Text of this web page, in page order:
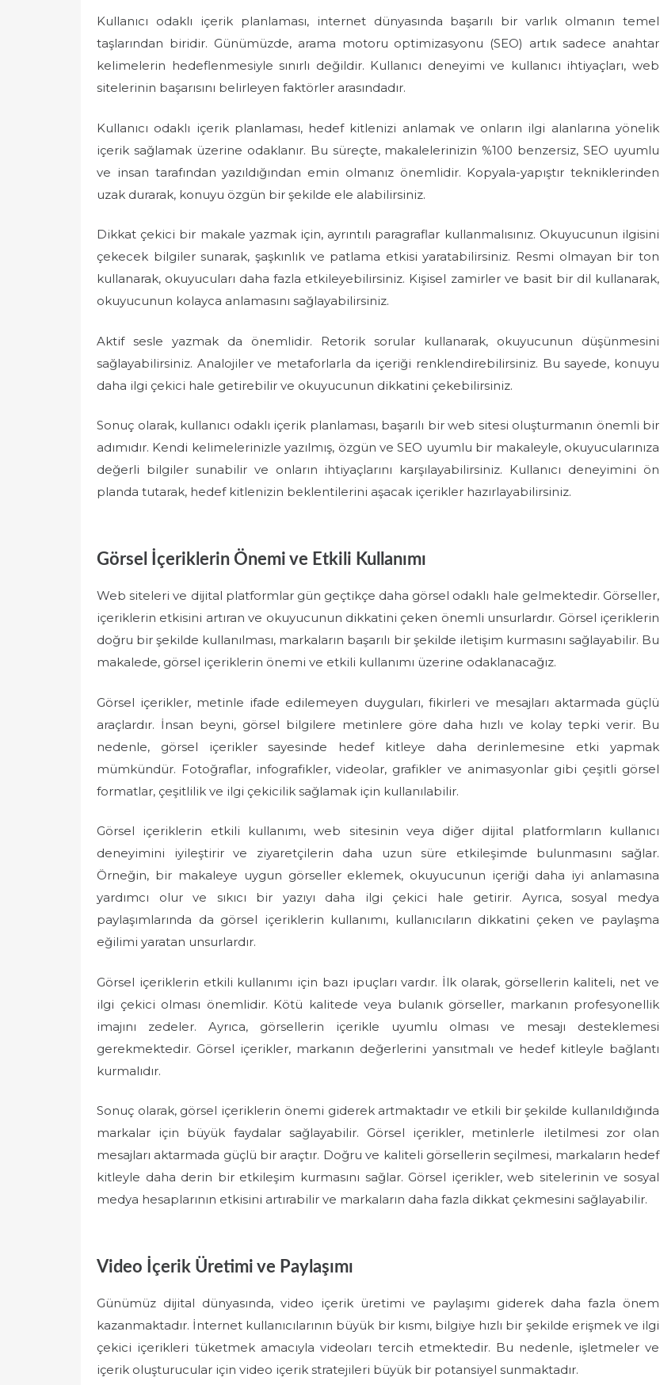
Kullanıcı odaklı içerik planlaması, internet dünyasında başarılı bir varlık olmanın temel
taşlarından biridir. Günümüzde, arama motoru optimizasyonu (SEO) artık sadece anahtar
kelimelerin hedeflenmesiyle sınırlı değildir. Kullanıcı deneyimi ve kullanıcı ihtiyaçları, web
sitelerinin başarısını belirleyen faktörler arasındadır.
Kullanıcı odaklı içerik planlaması, hedef kitlenizi anlamak ve onların ilgi alanlarına yönelik
içerik sağlamak üzerine odaklanır. Bu süreçte, makalelerinizin %100 benzersiz, SEO uyumlu
ve insan tarafından yazıldığından emin olmanız önemlidir. Kopyala-yapıştır tekniklerinden
uzak durarak, konuyu özgün bir şekilde ele alabilirsiniz.
Dikkat çekici bir makale yazmak için, ayrıntılı paragraflar kullanmalısınız. Okuyucunun ilgisini
çekecek bilgiler sunarak, şaşkınlık ve patlama etkisi yaratabilirsiniz. Resmi olmayan bir ton
kullanarak, okuyucuları daha fazla etkileyebilirsiniz. Kişisel zamirler ve basit bir dil kullanarak,
okuyucunun kolayca anlamasını sağlayabilirsiniz.
Aktif sesle yazmak da önemlidir. Retorik sorular kullanarak, okuyucunun düşünmesini
sağlayabilirsiniz. Analojiler ve metaforlarla da içeriği renklendirebilirsiniz. Bu sayede, konuyu
daha ilgi çekici hale getirebilir ve okuyucunun dikkatini çekebilirsiniz.
Sonuç olarak, kullanıcı odaklı içerik planlaması, başarılı bir web sitesi oluşturmanın önemli bir
adımıdır. Kendi kelimelerinizle yazılmış, özgün ve SEO uyumlu bir makaleyle, okuyucularınıza
değerli bilgiler sunabilir ve onların ihtiyaçlarını karşılayabilirsiniz. Kullanıcı deneyimini ön
planda tutarak, hedef kitlenizin beklentilerini aşacak içerikler hazırlayabilirsiniz.
Görsel İçeriklerin Önemi ve Etkili Kullanımı
Web siteleri ve dijital platformlar gün geçtikçe daha görsel odaklı hale gelmektedir. Görseller,
içeriklerin etkisini artıran ve okuyucunun dikkatini çeken önemli unsurlardır. Görsel içeriklerin
doğru bir şekilde kullanılması, markaların başarılı bir şekilde iletişim kurmasını sağlayabilir. Bu
makalede, görsel içeriklerin önemi ve etkili kullanımı üzerine odaklanacağız.
Görsel içerikler, metinle ifade edilemeyen duyguları, fikirleri ve mesajları aktarmada güçlü
araçlardır. İnsan beyni, görsel bilgilere metinlere göre daha hızlı ve kolay tepki verir. Bu
nedenle, görsel içerikler sayesinde hedef kitleye daha derinlemesine etki yapmak
mümkündür. Fotoğraflar, infografikler, videolar, grafikler ve animasyonlar gibi çeşitli görsel
formatlar, çeşitlilik ve ilgi çekicilik sağlamak için kullanılabilir.
Görsel içeriklerin etkili kullanımı, web sitesinin veya diğer dijital platformların kullanıcı
deneyimini iyileştirir ve ziyaretçilerin daha uzun süre etkileşimde bulunmasını sağlar.
Örneğin, bir makaleye uygun görseller eklemek, okuyucunun içeriği daha iyi anlamasına
yardımcı olur ve sıkıcı bir yazıyı daha ilgi çekici hale getirir. Ayrıca, sosyal medya
paylaşımlarında da görsel içeriklerin kullanımı, kullanıcıların dikkatini çeken ve paylaşma
eğilimi yaratan unsurlardır.
Görsel içeriklerin etkili kullanımı için bazı ipuçları vardır. İlk olarak, görsellerin kaliteli, net ve
ilgi çekici olması önemlidir. Kötü kalitede veya bulanık görseller, markanın profesyonellik
imajını zedeler. Ayrıca, görsellerin içerikle uyumlu olması ve mesajı desteklemesi
gerekmektedir. Görsel içerikler, markanın değerlerini yansıtmalı ve hedef kitleyle bağlantı
kurmalıdır.
Sonuç olarak, görsel içeriklerin önemi giderek artmaktadır ve etkili bir şekilde kullanıldığında
markalar için büyük faydalar sağlayabilir. Görsel içerikler, metinlerle iletilmesi zor olan
mesajları aktarmada güçlü bir araçtır. Doğru ve kaliteli görsellerin seçilmesi, markaların hedef
kitleyle daha derin bir etkileşim kurmasını sağlar. Görsel içerikler, web sitelerinin ve sosyal
medya hesaplarının etkisini artırabilir ve markaların daha fazla dikkat çekmesini sağlayabilir.
Video İçerik Üretimi ve Paylaşımı
Günümüz dijital dünyasında, video içerik üretimi ve paylaşımı giderek daha fazla önem
kazanmaktadır. İnternet kullanıcılarının büyük bir kısmı, bilgiye hızlı bir şekilde erişmek ve ilgi
çekici içerikleri tüketmek amacıyla videoları tercih etmektedir. Bu nedenle, işletmeler ve
içerik oluşturucular için video içerik stratejileri büyük bir potansiyel sunmaktadır.